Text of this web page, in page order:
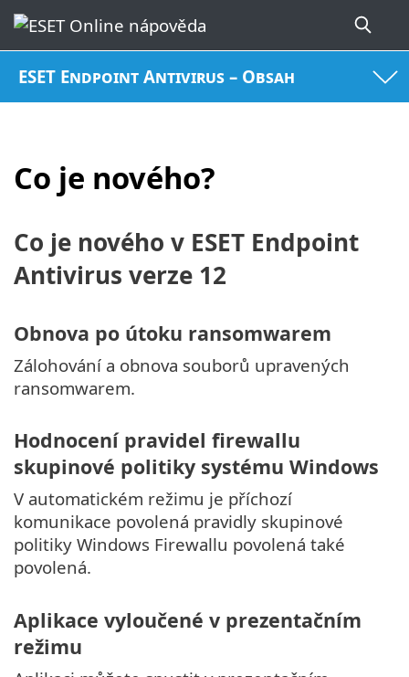
ESET Endpoint Antivirus – Obsah
Co je nového?
Co je nového v ESET Endpoint
Antivirus verze 12
Obnova po útoku ransomwarem
Zálohování a obnova souborů upravených
ransomwarem.
Hodnocení pravidel firewallu
skupinové politiky systému Windows
V automatickém režimu je příchozí
komunikace povolená pravidly skupinové
politiky Windows Firewallu povolená také
povolená.
Aplikace vyloučené v prezentačním
režimu